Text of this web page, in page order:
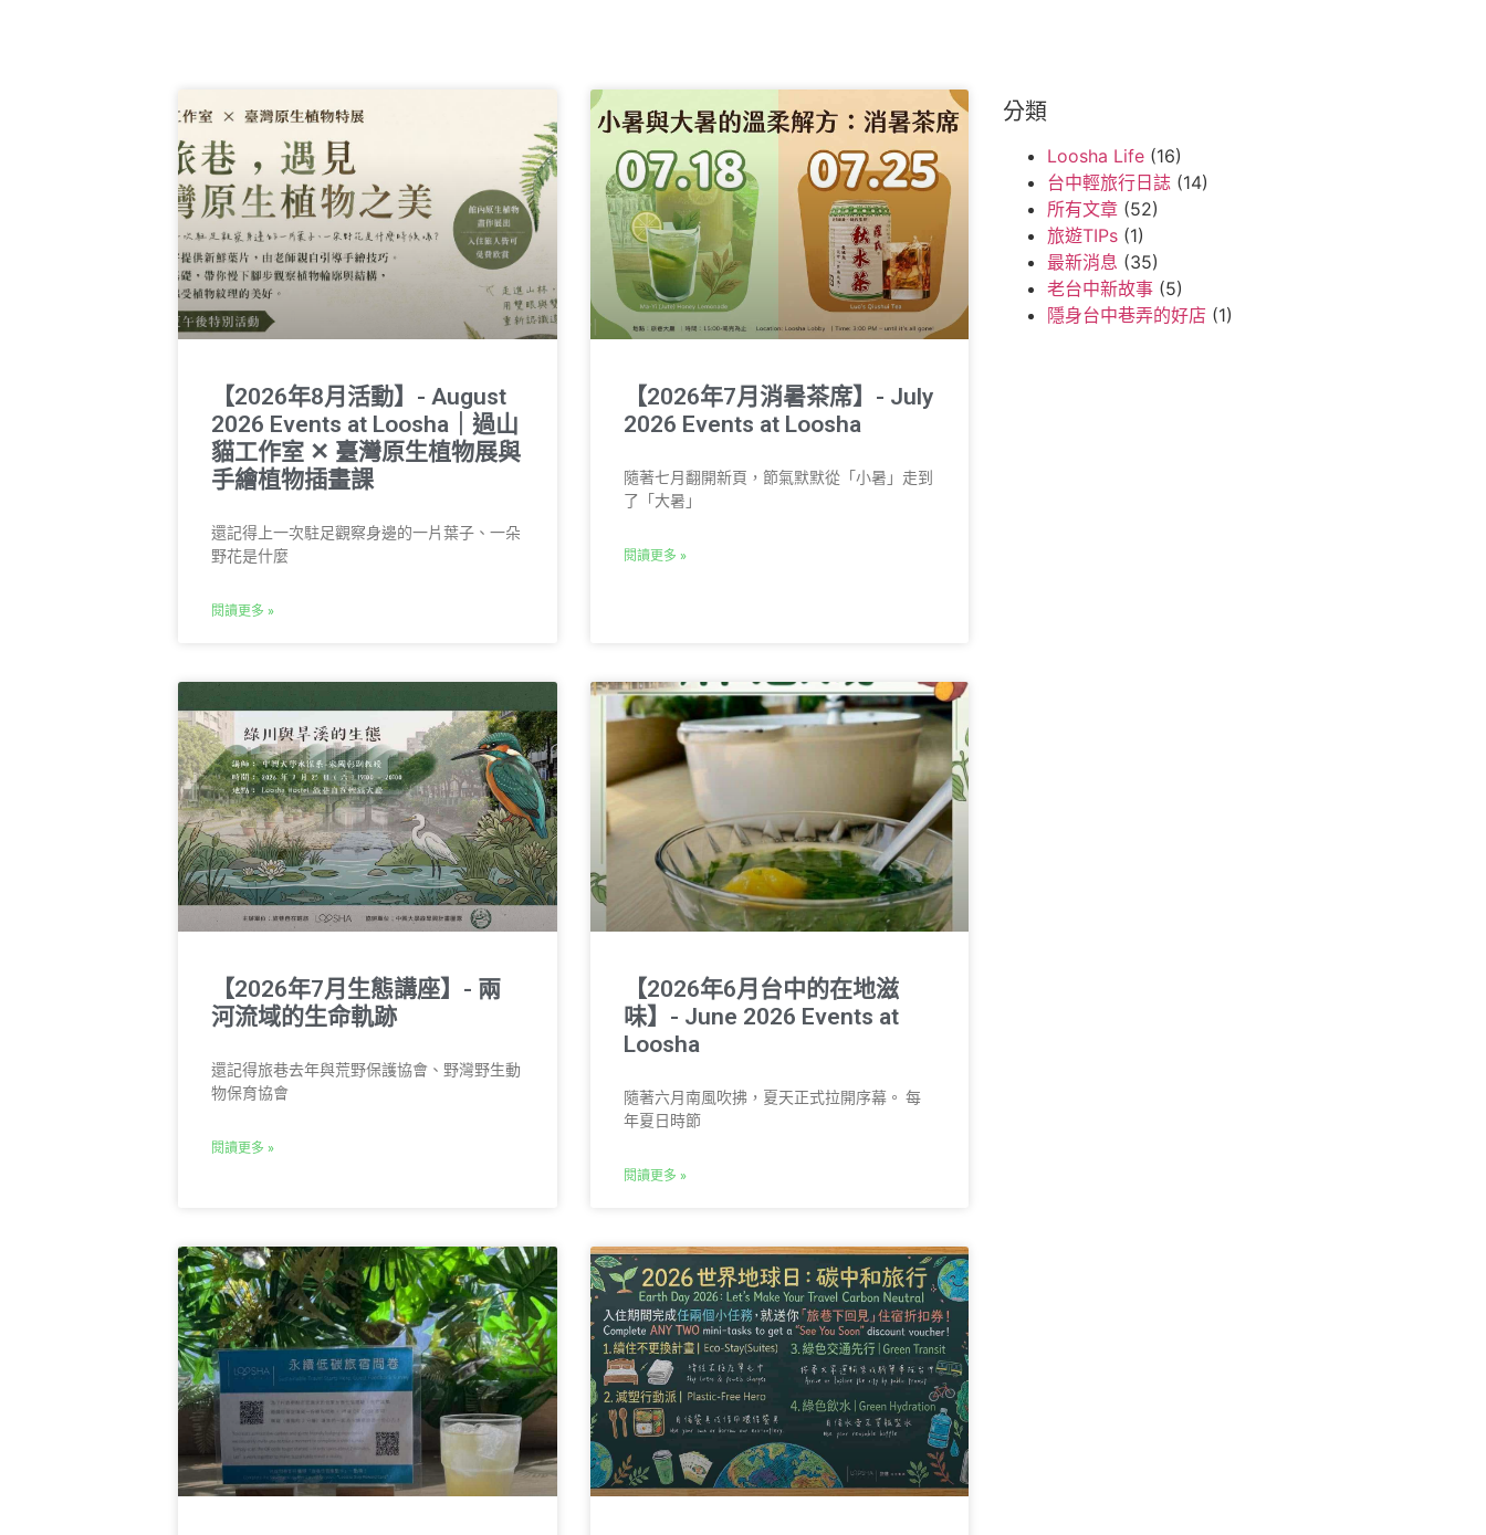
【2026年8月活動】- August
2026 Events at Loosha｜過山
貓工作室 ✕ 臺灣原生植物展與
手繪植物插畫課
還記得上一次駐足觀察身邊的一片葉子、一朵
野花是什麼
閱讀更多 »
【2026年7月消暑茶席】- July
2026 Events at Loosha
隨著七月翻開新頁，節氣默默從「小暑」走到
了「大暑」
閱讀更多 »
【2026年7月生態講座】- 兩
河流域的生命軌跡
還記得旅巷去年與荒野保護協會、野灣野生動
物保育協會
閱讀更多 »
【2026年6月台中的在地滋
味】- June 2026 Events at
Loosha
隨著六月南風吹拂，夏天正式拉開序幕。 每
年夏日時節
閱讀更多 »
分類
Loosha Life(16)
台中輕旅行日誌(14)
所有文章(52)
旅遊TIPs(1)
最新消息 (35)
老台中新故事(5)
隱身台中巷弄的好店 (1)